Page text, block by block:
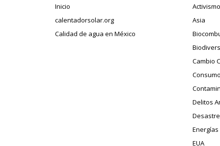
Inicio
calentadorsolar.org
Calidad de agua en México
Asia
Cambio
Delitos
EUA